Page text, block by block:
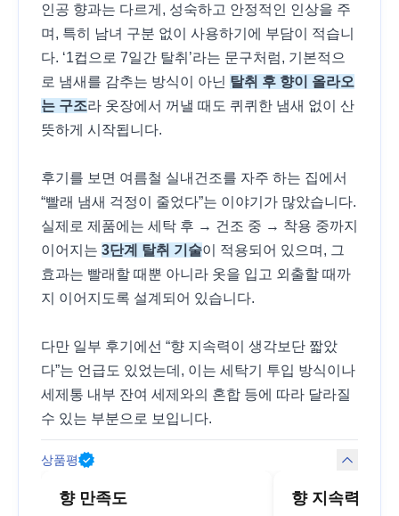
인공 향과는 다르게, 성숙하고 안정적인 인상을 주
며, 특히 남녀 구분 없이 사용하기에 부담이 적습니
다. ‘1컵으로 7일간 탈취’라는 문구처럼, 기본적으
로 냄새를 감추는 방식이 아닌 탈취 후 향이 올라오
는 구조라 옷장에서 꺼낼 때도 퀴퀴한 냄새 없이 산
뜻하게 시작됩니다.
후기를 보면 여름철 실내건조를 자주 하는 집에서
“빨래 냄새 걱정이 줄었다”는 이야기가 많았습니다.
실제로 제품에는 세탁 후 → 건조 중 → 착용 중까지
이어지는 3단계 탈취 기술이 적용되어 있으며, 그
효과는 빨래할 때뿐 아니라 옷을 입고 외출할 때까
지 이어지도록 설계되어 있습니다.
다만 일부 후기에선 “향 지속력이 생각보단 짧았
다”는 언급도 있었는데, 이는 세탁기 투입 방식이나
세제통 내부 잔여 세제와의 혼합 등에 따라 달라질
수 있는 부분으로 보입니다.
상품평
향 만족도 향 지속력